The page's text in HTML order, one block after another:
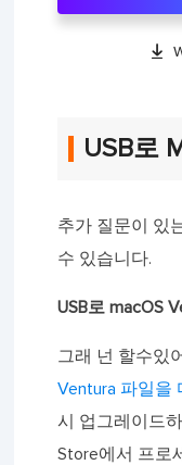

USB로
추가 질문이 있
수 있습니다.
USB로 macOS
그래 넌 할수있
Ventura 파일을
시 업그레이드
Store에서 프로